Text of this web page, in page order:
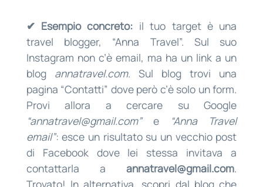
✔ Esempio concreto: il tuo target è una
travel blogger, “Anna Travel”. Sul suo
Instagram non c’è email, ma ha un link a un
blog annatravel.com. Sul blog trovi una
pagina “Contatti” dove però c’è solo un form.
Provi allora a cercare su Google
“annatravel@gmail.com”e
“Anna Travel
email”: esce un risultato su un vecchio post
di Facebook dove lei stessa invitava a
contattarla aannatravel@gmail.com.
Trovato! In alternativa, scopri dal blog che